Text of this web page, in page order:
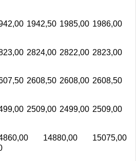
1942,50 1985,00 1986,00
2824,00 2822,00 2823,00
2608,50 2608,00 2608,50
2509,00 2499,00 2509,00
14880,00
15075,00